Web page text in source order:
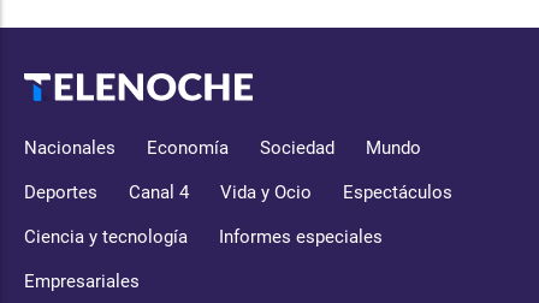
Nacionales Economía Sociedad Mundo
Deportes Canal 4 Vida y Ocio Espectáculos
Ciencia y tecnología Informes especiales
Empresariales